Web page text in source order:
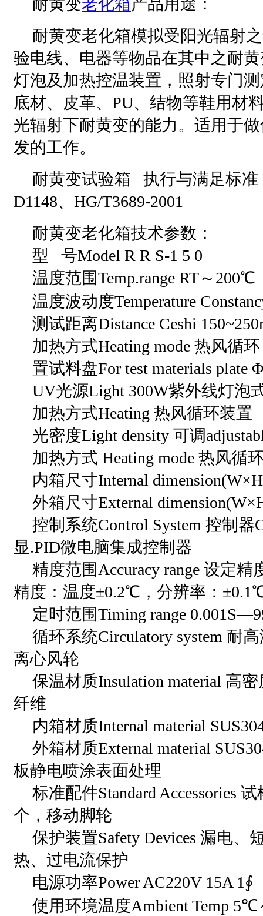
耐黄变老化箱产品用途：
耐黄变老化箱模拟受阳光辐射
验电线、电器等物品在其中之耐
灯泡及加热控温装置，照射专门
底材、皮革、PU、结物等鞋用材
光辐射下耐黄变的能力。适用于
发的工作。
耐黄变试验箱 执行与满足标准
D1148、HG/T3689-2001
耐黄变老化箱技术参数：
型 号Model R R S-1 5 0
温度范围Temp.range RT～200℃
温度波动度Temperature
测试距离Distance Ceshi
加热方式Heating mode 热风循环
置试料盘For test materials plate
UV光源Light 300W紫外线灯泡
加热方式Heating 热风循环装置
光密度Light density 可调
加热方式 Heating mode 热风循
内箱尺寸Internal
外箱尺寸External
控制系统Control System 控制
显.PID微电脑集成控制器
精度范围Accuracy range 设定
精度：温度±0.2℃，分辨率：
定时范围Timing range
循环系统Circulatory system 耐
离心风轮
保温材质Insulation material 高
纤维
内箱材质Internal material
外箱材质External material
板静电喷涂表面处理
标准配件Standard Accessories
个，移动脚轮
保护装置Safety Devices 漏电、
热、过电流保护
电源功率Power AC220V 15A 1∮
使用环境温度Ambient Temp